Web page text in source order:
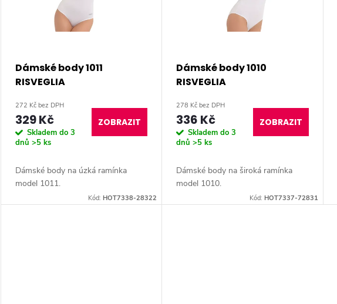
t
Dámské body 1011
RISVEGLIA
272 Kč bez DPH
329 Kč
Skladem do 3
dnů >5 ks
ZOBRAZIT
Dámské body na úzká ramínka
model 1011.
Kód:HOT7338-28322
Dámské body 1010
RISVEGLIA
278 Kč bez DPH
336 Kč
Skladem do 3
dnů>5 ks
ZOBRAZIT
Dámské body na široká ramínka
model 1010.
Kód: HOT7337-72831